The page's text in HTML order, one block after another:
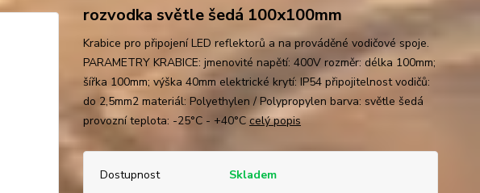
rozvodka světle šedá 100x100mm
Krabice pro připojení LED reflektorů a na prováděné vodičové spoje.
PARAMETRY KRABICE: jmenovité napětí: 400V rozměr: délka 100mm;
šířka 100mm; výška 40mm elektrické krytí: IP54 připojitelnost vodičů:
do 2,5mm2 materiál: Polyethylen / Polypropylen barva: světle šedá
provozní teplota: -25°C - +40°C celý popis
Dostupnost
Skladem